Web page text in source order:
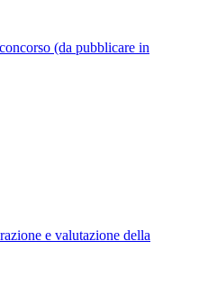
(da pubblicare in
e valutazione della